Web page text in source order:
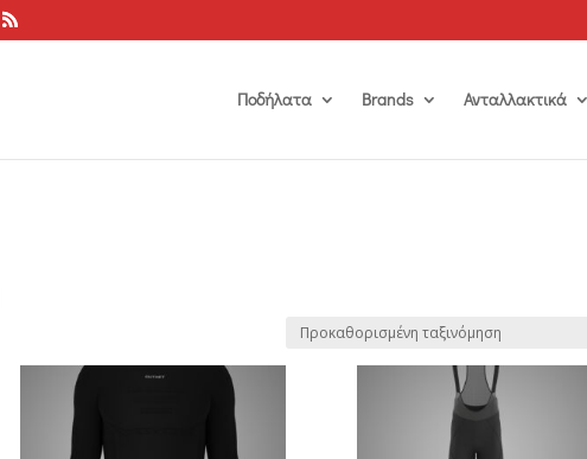
Ποδήλατα Brands Ανταλλακτικά